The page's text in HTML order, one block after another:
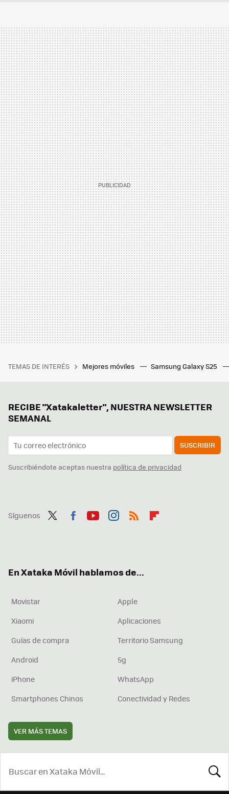
TEMAS DE INTERÉS Mejores móviles Samsung Galaxy S25
RECIBE "Xatakaletter", NUESTRA NEWSLETTER
SEMANAL
SUSCRIBIR
Suscribiéndote aceptas nuestra política de privacidad
Síguenos
En Xataka Móvil hablamos de...
Movistar
Apple
Xiaomi
Aplicaciones
Guías de compra
Territorio Samsung
Android
5g
iPhone
WhatsApp
Smartphones Chinos
Conectividad y Redes
VER MÁS TEMAS